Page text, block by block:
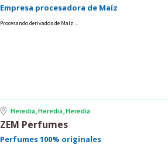
Empresa procesadora de Maíz
Procesando derivados de Maíz ...
Heredia, Heredia, Heredia
ZEM Perfumes
Perfumes 100% originales